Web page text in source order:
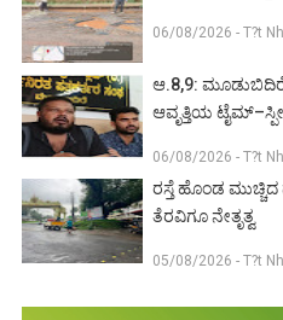
06/08/2026 - T?t
ಆ.8,9:
ಆವೃತ್ತಿಯ
06/08/2026 - T?t
ರಸ್ತೆ ಹೊಂಡ
ತೆರವಿಗೂ ನೇತೃತ್ವ
05/08/2026 - T?t